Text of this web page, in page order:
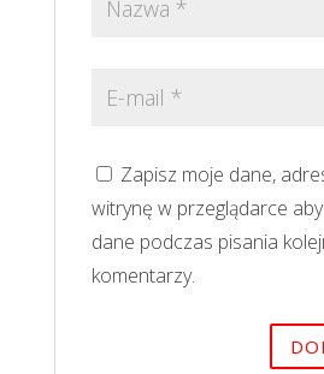
Zapisz moje dane,
witrynę w przeglądarce aby
dane podczas pisania
komentarzy.